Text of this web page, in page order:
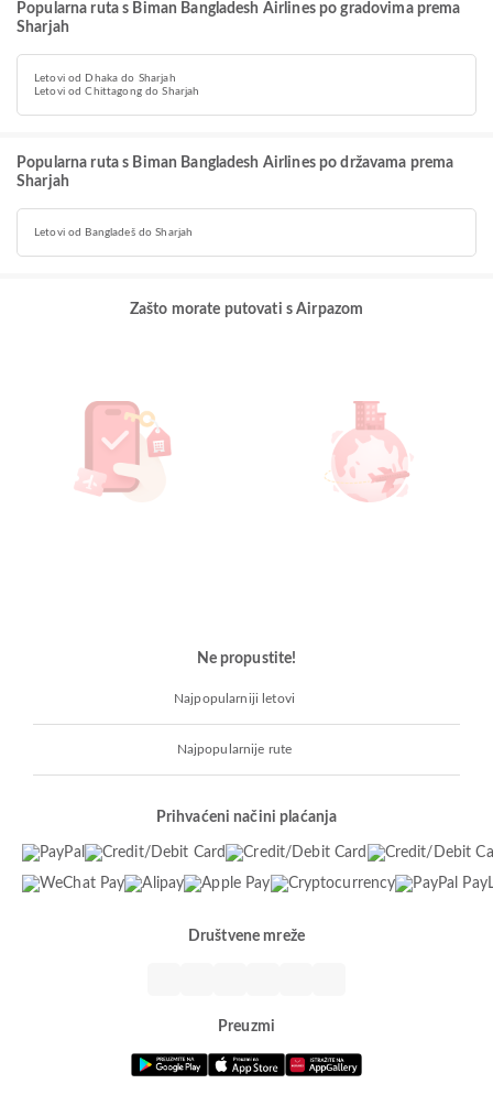
Popularna ruta s Biman Bangladesh Airlines po gradovima prema
Sharjah
Letovi od Dhaka do Sharjah
Letovi od Chittagong do Sharjah
Popularna ruta s Biman Bangladesh Airlines po državama prema
Sharjah
Letovi od Bangladeš do Sharjah
Zašto morate putovati s Airpazom
Ne propustite!
Najpopularniji letovi
Najpopularnije rute
Prihvaćeni načini plaćanja
Društvene mreže
Preuzmi